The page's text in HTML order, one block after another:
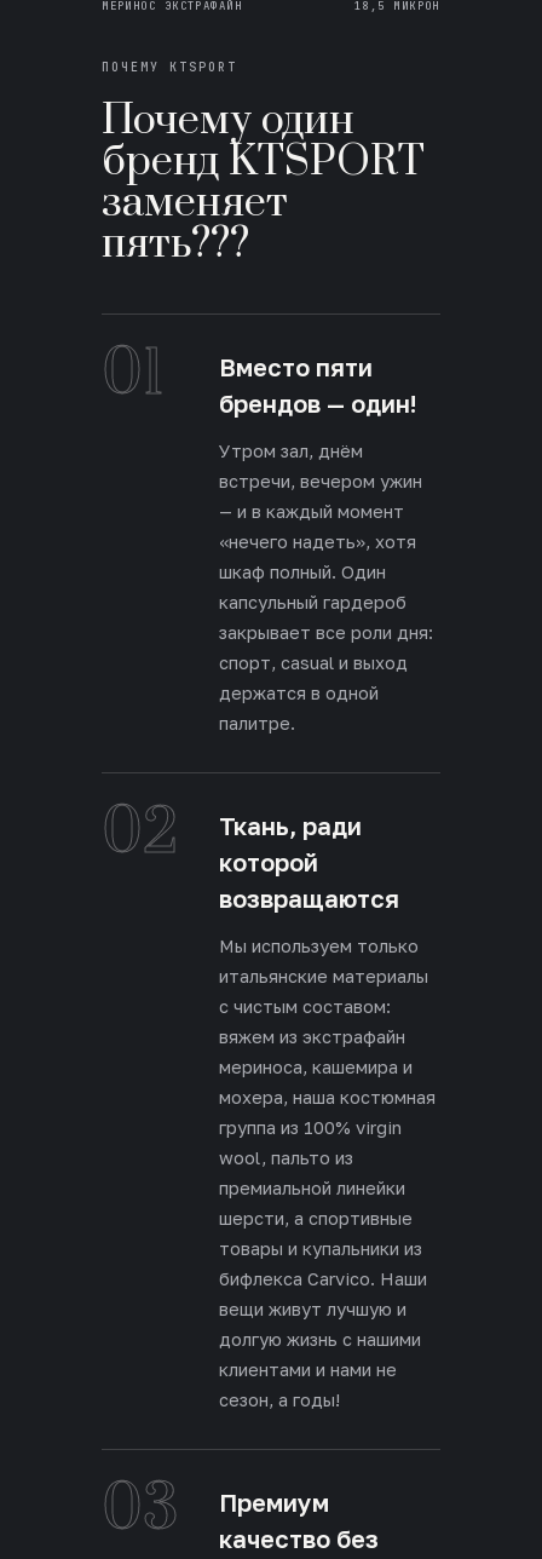
МЕРИНОС ЭКСТРАФАЙН 18,5 МИКРОН
ПОЧЕМУ KTSPORT
Почему один
бренд KTSPORT
заменяет
пять???
01
Вместо пяти
брендов — один!
Утром зал, днём
встречи, вечером ужин
— и в каждый момент
«нечего надеть», хотя
шкаф полный. Один
капсульный гардероб
закрывает все роли дня:
спорт, casual и выход
держатся в одной
палитре.
02
Ткань, ради
которой
возвращаются
Мы используем только
итальянские материалы
с чистым составом:
вяжем из экстрафайн
мериноса, кашемира и
мохера, наша костюмная
группа из 100% virgin
wool, пальто из
премиальной линейки
шерсти, а спортивные
товары и купальники из
бифлекса Carvico. Наши
вещи живут лучшую и
долгую жизнь с нашими
клиентами и нами не
сезон, а годы!
03
Премиум
качество без